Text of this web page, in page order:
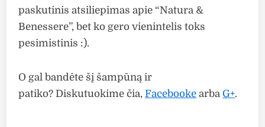
paskutinis atsiliepimas apie “Natura &
Benessere”, bet ko gero vienintelis toks
pesimistinis :).
O gal bandėte šį šampūną ir
patiko? Diskutuokime čia,Facebooke arba G+.